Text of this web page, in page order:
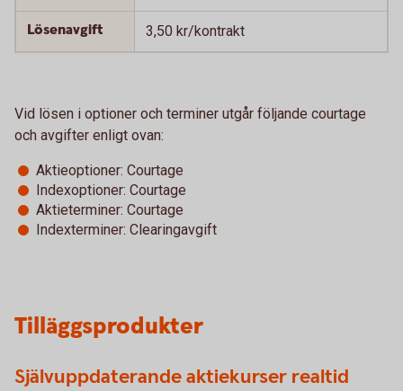
Lösenavgift 3,50 kr/kontrakt
Vid lösen i optioner och terminer utgår följande courtage
och avgifter enligt ovan:
Aktieoptioner: Courtage
Indexoptioner: Courtage
Aktieterminer: Courtage
Indexterminer: Clearingavgift
Tilläggsprodukter
Självuppdaterande aktiekurser realtid